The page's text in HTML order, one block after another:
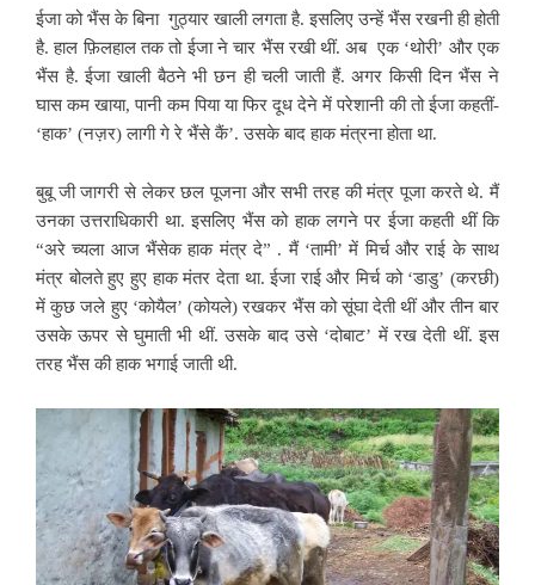
ईजा को भैंस के बिना गुठ्यार खाली लगता है. इसलिए उन्हें भैंस रखनी ही होती
है. हाल फ़िलहाल तक तो ईजा ने चार भैंस रखी थीं. अब एक ‘थोरी’ और एक
भैंस है. ईजा खाली बैठने भी छन ही चली जाती हैं. अगर किसी दिन भैंस ने
घास कम खाया, पानी कम पिया या फिर दूध देने में परेशानी की तो ईजा कहतीं-
‘हाक’ (नज़र) लागी गे रे भैंसे कैं’. उसके बाद हाक मंत्रना होता था.
बुबू जी जागरी से लेकर छल पूजना और सभी तरह की मंत्र पूजा करते थे. मैं
उनका उत्तराधिकारी था. इसलिए भैंस को हाक लगने पर ईजा कहती थीं कि
“अरे च्यला आज भैंसेक हाक मंत्र दे” . मैं ‘तामी’ में मिर्च और राई के साथ
मंत्र बोलते हुए हुए हाक मंतर देता था. ईजा राई और मिर्च को ‘डाडु’ (करछी)
में कुछ जले हुए ‘कोयैल’ (कोयले) रखकर भैंस को सूंघा देती थीं और तीन बार
उसके ऊपर से घुमाती भी थीं. उसके बाद उसे ‘दोबाट’ में रख देती थीं. इस
तरह भैंस की हाक भगाई जाती थी.